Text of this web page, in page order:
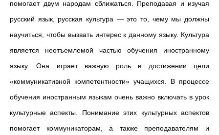
помогает двум народам сближаться. Преподавая и изучая
русский язык, русская культура — это то, чему мы должны
научиться, чтобы вызвать интерес к данному языку. Культура
является неотъемлемой частью обучения иностранному
языку. Она играет важную роль в достижении цели
«коммуникативной компетентности» учащихся. В процессе
обучения иностранным языкам очень важно включать в урок
культурные аспекты. Понимание этих культурных аспектов
помогает коммуникаторам, а также преподавателям и